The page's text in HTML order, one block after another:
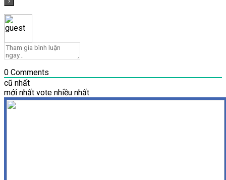
0 Comments
cũ nhất
mới nhất vote nhiều nhất